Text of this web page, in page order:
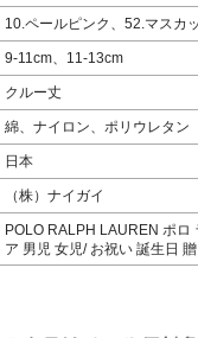
10.ペールピンク、52.マスカ
9-11cm、11-13cm
クルー丈
綿、ナイロン、ポリウレタン
日本
（株）ナイガイ
POLO RALPH LAUREN ポロ
ア 男児 女児/ お祝い 誕生日